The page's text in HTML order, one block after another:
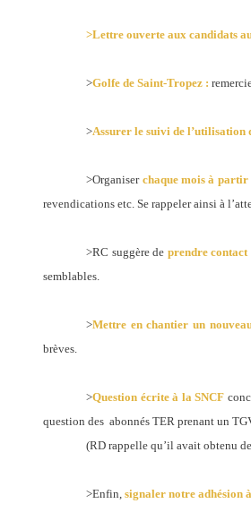
>Lettre ouverte aux candidats
>Golfe de Saint-Tropez :
>Assurer le suivi de l’utilisation
>Organiser chaque mois à
revendications etc. Se rappeler ainsi à
>RC suggère de prendre contact
semblables.
>Mettre en chantier un
brèves.
>Question écrite à la SNCF
question des abonnés TER prenant un
(RD rappelle qu’il avait obtenu
>Enfin,signaler notre adhésion